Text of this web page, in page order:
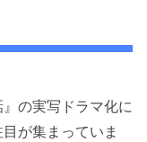
の実写ドラマ化に
が集まっていま